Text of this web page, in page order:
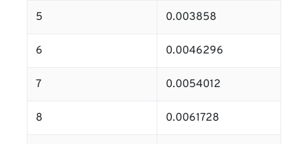
5 0.003858
6 0.0046296
7 0.0054012
8 0.0061728